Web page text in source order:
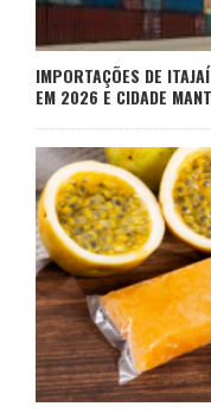
IMPORTAÇÕES DE
EM 2026 E CIDADE